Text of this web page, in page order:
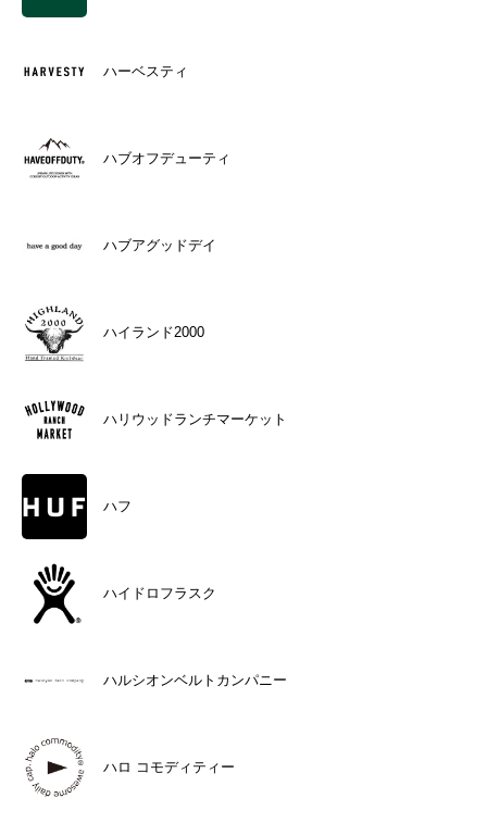
ハーベスティ
ハブオフデューティ
ハブアグッドデイ
ハイランド2000
ハリウッドランチマーケット
ハフ
ハイドロフラスク
ハルシオンベルトカンパニー
ハロ コモディティー